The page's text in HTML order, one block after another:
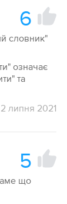
6
словник"
означає
та
2 липня 2021
5
що